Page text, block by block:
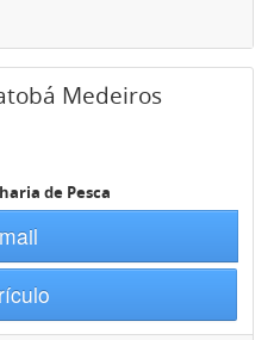
Medeiros
de Pesca